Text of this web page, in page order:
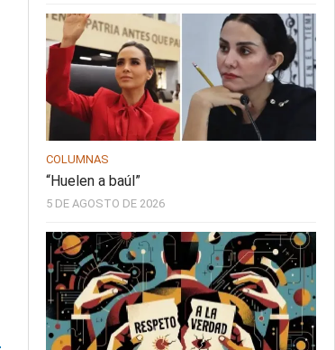
COLUMNAS
“Huelen a baúl”
5 DE AGOSTO DE 2026